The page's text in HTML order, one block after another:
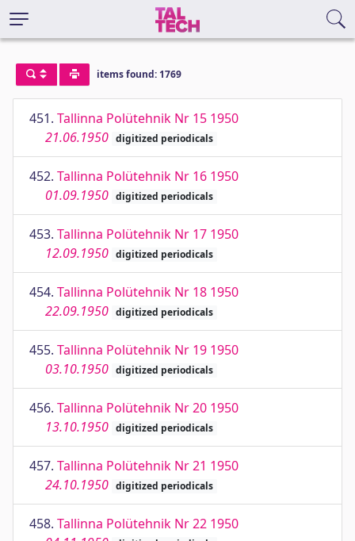
items found: 1769
451. Tallinna Polütehnik Nr 15 1950
21.06.1950 digitized periodicals
452. Tallinna Polütehnik Nr 16 1950
01.09.1950 digitized periodicals
453. Tallinna Polütehnik Nr 17 1950
12.09.1950 digitized periodicals
454. Tallinna Polütehnik Nr 18 1950
22.09.1950 digitized periodicals
455. Tallinna Polütehnik Nr 19 1950
03.10.1950 digitized periodicals
456. Tallinna Polütehnik Nr 20 1950
13.10.1950 digitized periodicals
457. Tallinna Polütehnik Nr 21 1950
24.10.1950 digitized periodicals
458. Tallinna Polütehnik Nr 22 1950